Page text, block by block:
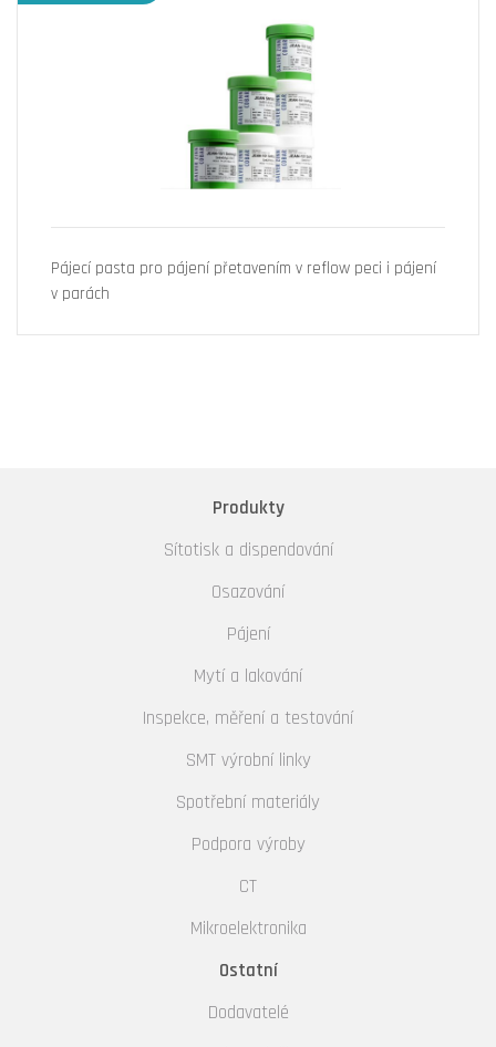
Pájecí pasta pro pájení přetavením v reflow peci i pájení
v parách
Produkty
Sítotisk a dispendování
Osazování
Pájení
Mytí a lakování
Inspekce, měření a testování
SMT výrobní linky
Spotřební materiály
Podpora výroby
CT
Mikroelektronika
Ostatní
Dodavatelé